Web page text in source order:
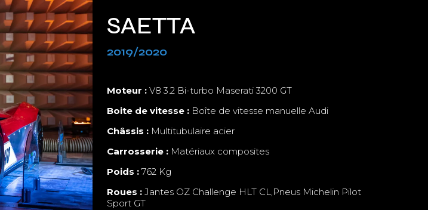
SAETTA
2019/2020
Moteur : V8 3.2 Bi-turbo Maserati 3200 GT
Boite de vitesse : Boîte de vitesse manuelle Audi
Châssis : Multitubulaire acier
Carrosserie : Matériaux composites
Poids : 762 Kg
Roues : Jantes OZ Challenge HLT CL,Pneus Michelin Pilot
Sport GT